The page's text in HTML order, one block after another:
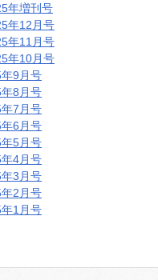
年増刊号
年12月号
年11月号
年10月号
9月号
8月号
7月号
6月号
5月号
4月号
3月号
2月号
1月号